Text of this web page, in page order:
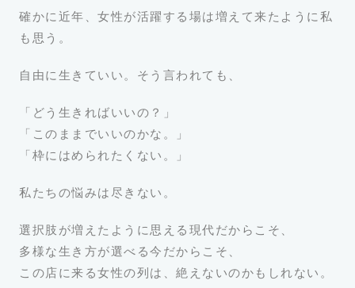
確かに近年、女性が活躍する場は増えて来たように私
も思う。
自由に生きていい。そう言われても、
「どう生きればいいの？」
「このままでいいのかな。」
「枠にはめられたくない。」
私たちの悩みは尽きない。
選択肢が増えたように思える現代だからこそ、
多様な生き方が選べる今だからこそ、
この店に来る女性の列は、絶えないのかもしれない。